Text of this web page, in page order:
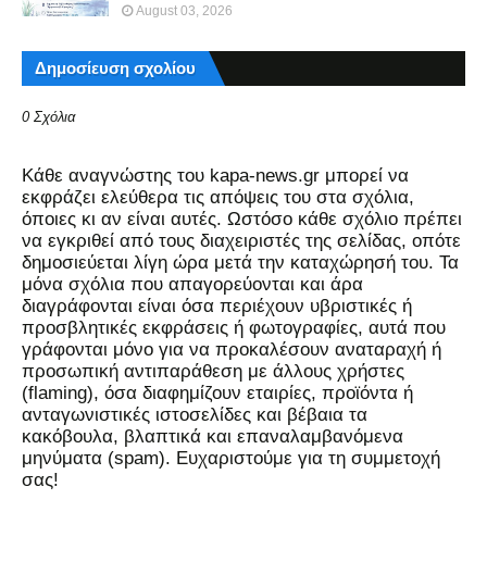
August 03, 2026
Δημοσίευση σχολίου
0 Σχόλια
Kάθε αναγνώστης του kapa-news.gr μπορεί να
εκφράζει ελεύθερα τις απόψεις του στα σχόλια,
όποιες κι αν είναι αυτές. Ωστόσο κάθε σχόλιο πρέπει
να εγκριθεί από τους διαχειριστές της σελίδας, οπότε
δημοσιεύεται λίγη ώρα μετά την καταχώρησή του. Τα
μόνα σχόλια που απαγορεύονται και άρα
διαγράφονται είναι όσα περιέχουν υβριστικές ή
προσβλητικές εκφράσεις ή φωτογραφίες, αυτά που
γράφονται μόνο για να προκαλέσουν αναταραχή ή
προσωπική αντιπαράθεση με άλλους χρήστες
(flaming), όσα διαφημίζουν εταιρίες, προϊόντα ή
ανταγωνιστικές ιστοσελίδες και βέβαια τα
κακόβουλα, βλαπτικά και επαναλαμβανόμενα
μηνύματα (spam). Ευχαριστούμε για τη συμμετοχή
σας!